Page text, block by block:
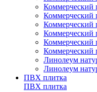
Коммерческий
Коммерческий
Коммерческий
Коммерческий
Коммерческий
Коммерческий
Линолеум
Линолеум
ПВХ плитка
ПВХ плитка